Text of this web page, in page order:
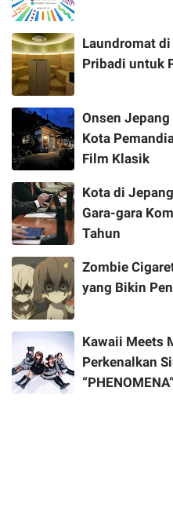
Laundromat di
Pribadi untuk
Onsen
Kota
Film Klasik
Kota di
Gara-gara
Tahun
Zombie
yang Bikin
Kawaii Meets
Perkenalkan